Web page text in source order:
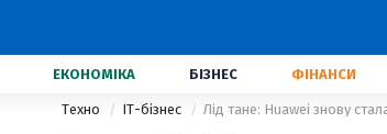
ЕКОНОМІКА БІЗНЕС ФІНАНСИ
Техно IT-бізнес Лід тане: Huawei знову